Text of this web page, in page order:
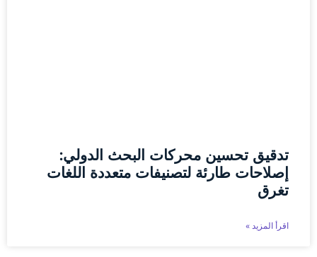
تدقيق تحسين محركات البحث الدولي:
إصلاحات طارئة لتصنيفات متعددة اللغات
تغرق
اقرأ المزيد »